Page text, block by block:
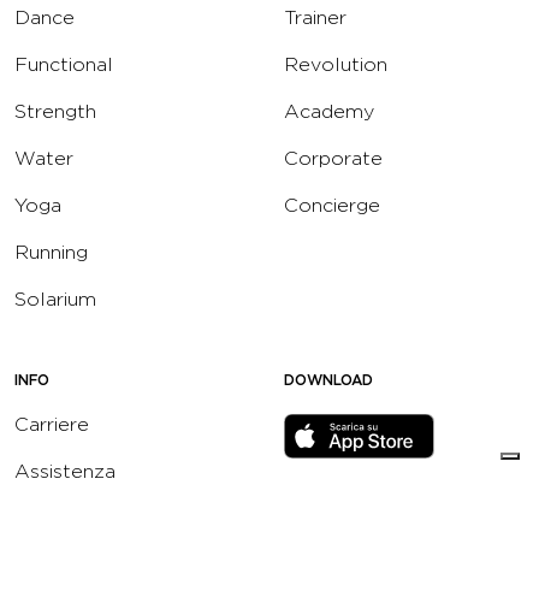
Dance
Functional
Strength
Water
Yoga
Running
Solarium
Trainer
Revolution
Academy
Corporate
Concierge
INFO
Carriere
Assistenza
DOWNLOAD